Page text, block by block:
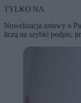
TYLKO NA
Nowelizacja ustawy o
liczą na szybki podpis,